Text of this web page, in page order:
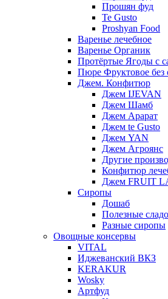
Прошян фуд
Te Gusto
Proshyan Food
Варенье лечебное
Варенье Органик
Протёртые Ягоды с
Пюре Фруктовое без
Джем. Конфитюр
Джем IJEVAN
Джем Шамб
Джем Арарат
Джем te Gusto
Джем YAN
Джем Агроянс
Другие
Конфитюр
Джем FRUIT
Сиропы
Дошаб
Полезные
Разные сиропы
Овощные консервы
VITAL
Иджеванский ВКЗ
KERAKUR
Wosky
Артфуд